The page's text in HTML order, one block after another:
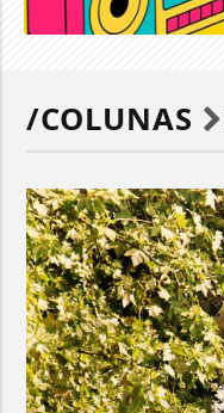
/COLUNAS